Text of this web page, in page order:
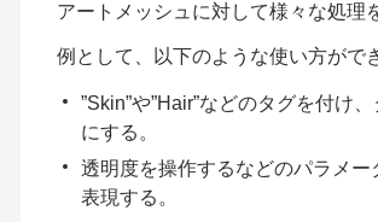
アートメッシュに対して様々な処理
例として、以下のような使い方がで
”Skin”や”Hair”などのタグを付け
にする。
透明度を操作するなどのパラメ
表現する。